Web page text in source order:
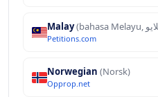
Malay
Petitions.com
Norwegian (Norsk)
Opprop.net